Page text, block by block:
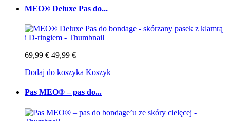
MEO® Deluxe Pas do...
69,99 € 49,99 €
Dodaj do koszyka Koszyk
Pas MEO® – pas do...